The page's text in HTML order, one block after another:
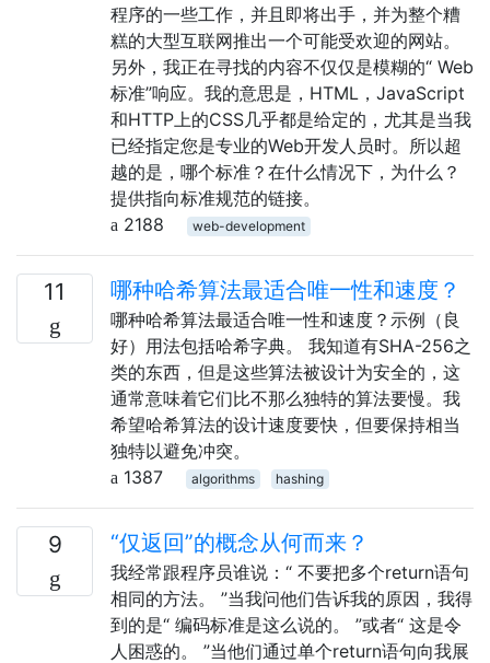
程序的一些工作，并且即将出手，并为整个糟
糕的大型互联网推出一个可能受欢迎的网站。
另外，我正在寻找的内容不仅仅是模糊的“ Web
标准”响应。我的意思是，HTML，JavaScript
和HTTP上的CSS几乎都是给定的，尤其是当我
已经指定您是专业的Web开发人员时。所以超
越的是，哪个标准？在什么情况下，为什么？
提供指向标准规范的链接。
2188
web-development
11 哪种哈希算法最适合唯一性和速度？
哪种哈希算法最适合唯一性和速度？示例（良
好）用法包括哈希字典。 我知道有SHA-256之
类的东西，但是这些算法被设计为安全的，这
通常意味着它们比不那么独特的算法要慢。我
希望哈希算法的设计速度要快，但要保持相当
独特以避免冲突。
1387
algorithms hashing
9 “仅返回”的概念从何而来？
我经常跟程序员谁说：“ 不要把多个return语句
相同的方法。 ”当我问他们告诉我的原因，我得
到的是“ 编码标准是这么说的。 ”或者“ 这是令
人困惑的。 ”当他们通过单个return语句向我展